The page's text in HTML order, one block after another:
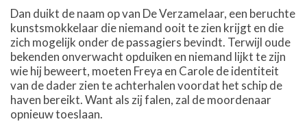
Dan duikt de naam op van De Verzamelaar, een beruchte
kunstsmokkelaar die niemand ooit te zien krijgt en die
zich mogelijk onder de passagiers bevindt. Terwijl oude
bekenden onverwacht opduiken en niemand lijkt te zijn
wie hij beweert, moeten Freya en Carole de identiteit
van de dader zien te achterhalen voordat het schip de
haven bereikt. Want als zij falen, zal de moordenaar
opnieuw toeslaan.